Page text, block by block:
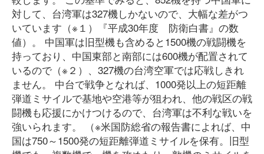
対して、台湾軍は327機しかないので、大幅な差がつ
いています（※１）『平成30年度 防衛白書』の数
値）。 中国軍は旧型機も含めると1500機の戦闘機を
持っており、中国東部と南部には600機が配置されて
いるので（※２）、327機の台湾空軍では応戦しきれ
ません。 中台で戦争となれば、1000発以上の短距離
弾道ミサイルで基地や空港等が狙われ、他の戦区の戦
闘機も応援にかけつけるので、台湾軍は不利な戦いを
強いられます。 （※米国防総省の報告書によれば、中
国は750～1500発の短距離弾道ミサイルを保有。旧型